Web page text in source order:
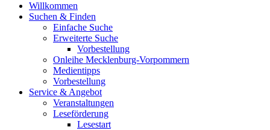
Willkommen
Suchen & Finden
Einfache Suche
Erweiterte Suche
Vorbestellung
Onleihe Mecklenburg-Vorpommern
Medientipps
Vorbestellung
Service & Angebot
Veranstaltungen
Leseförderung
Lesestart